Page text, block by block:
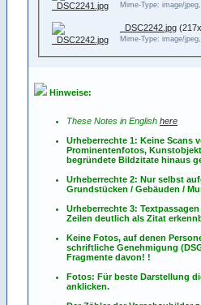
Mime-Type: image/
_DSC2242.jpg
Mime-Type: image/
Hinweise:
These Notes in English here
Urheberrechte 1: Keine Scans
Prominentenfotos,
begründete Bildzitate hinaus
Urheberrechte 2: Nur selbst
Grundstücken / Gebäuden /
Urheberrechte 3:
Zeilen deutlich als Zitat
Keine Fotos, auf denen
schriftliche Genehmigung
Fragmente davon! !
Fotos: Für beste Darstellung
anklicken.